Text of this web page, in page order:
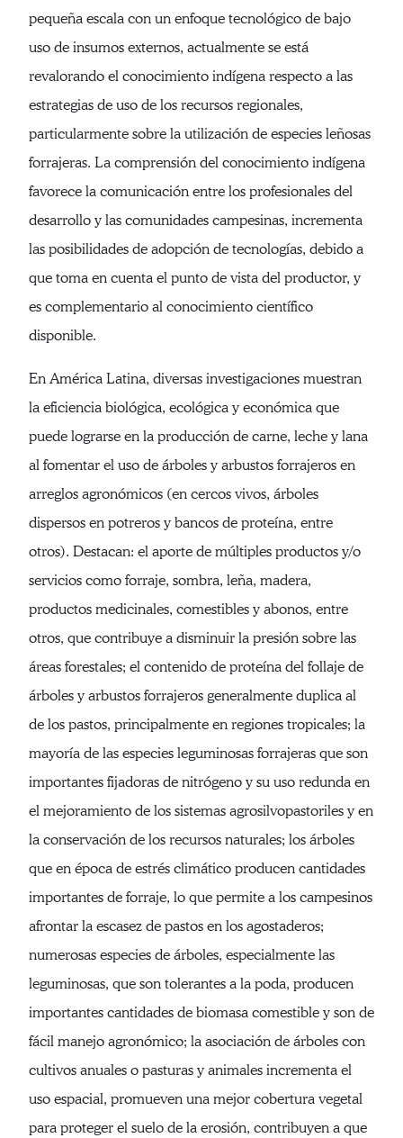
pequeña escala con un enfoque tecnológico de bajo
uso de insumos externos, actualmente se está
revalorando el conocimiento indígena respecto a las
estrategias de uso de los recursos regionales,
particularmente sobre la utilización de especies leñosas
forrajeras. La comprensión del conocimiento indígena
favorece la comunicación entre los profesionales del
desarrollo y las comunidades campesinas, incrementa
las posibilidades de adopción de tecnologías, debido a
que toma en cuenta el punto de vista del productor, y
es complementario al conocimiento científico
disponible.
En América Latina, diversas investigaciones muestran
la eficiencia biológica, ecológica y económica que
puede lograrse en la producción de carne, leche y lana
al fomentar el uso de árboles y arbustos forrajeros en
arreglos agronómicos (en cercos vivos, árboles
dispersos en potreros y bancos de proteína, entre
otros). Destacan: el aporte de múltiples productos y/o
servicios como forraje, sombra, leña, madera,
productos medicinales, comestibles y abonos, entre
otros, que contribuye a disminuir la presión sobre las
áreas forestales; el contenido de proteína del follaje de
árboles y arbustos forrajeros generalmente duplica al
de los pastos, principalmente en regiones tropicales; la
mayoría de las especies leguminosas forrajeras que son
importantes fijadoras de nitrógeno y su uso redunda en
el mejoramiento de los sistemas agrosilvopastoriles y en
la conservación de los recursos naturales; los árboles
que en época de estrés climático producen cantidades
importantes de forraje, lo que permite a los campesinos
afrontar la escasez de pastos en los agostaderos;
numerosas especies de árboles, especialmente las
leguminosas, que son tolerantes a la poda, producen
importantes cantidades de biomasa comestible y son de
fácil manejo agronómico; la asociación de árboles con
cultivos anuales o pasturas y animales incrementa el
uso espacial, promueven una mejor cobertura vegetal
para proteger el suelo de la erosión, contribuyen a que